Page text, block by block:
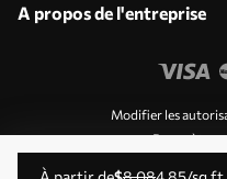
A propos de l'entreprise
Modifier les
Paramètres
© 2011-2026 Uwalls .